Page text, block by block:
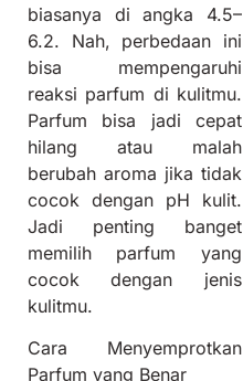
biasanya di angka 4.5–
6.2. Nah, perbedaan ini
bisa mempengaruhi
reaksi parfum di kulitmu.
Parfum bisa jadi cepat
hilang atau malah
berubah aroma jika tidak
cocok dengan pH kulit.
Jadi penting banget
memilih parfum yang
cocok dengan jenis
kulitmu.
Cara Menyemprotkan
Parfum yang Benar